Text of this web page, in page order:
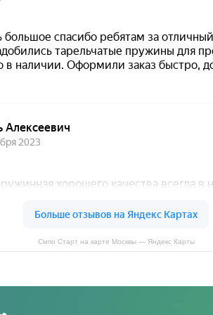
Смпо Старт на карте Москвы — Яндекс Карты